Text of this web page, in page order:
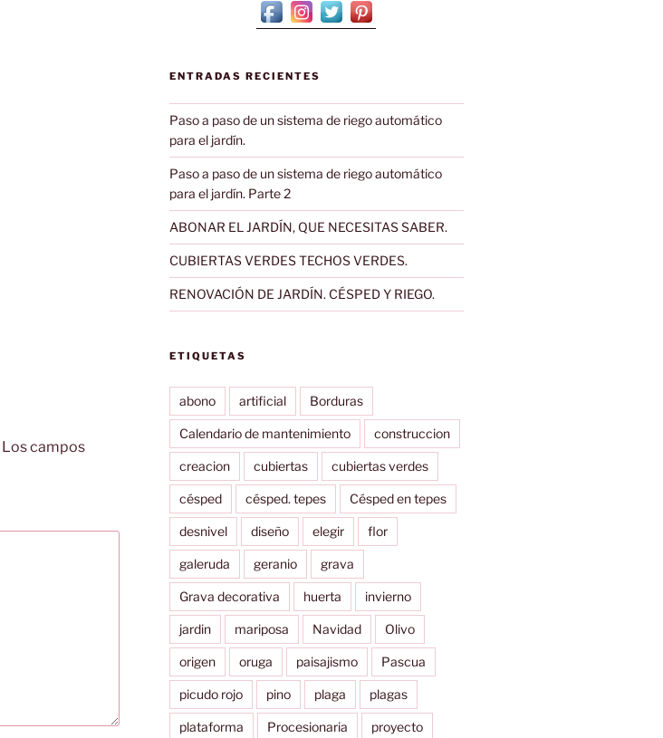
Los campos
ENTRADAS RECIENTES
Paso a paso de un sistema de riego automático
para el jardín.
Paso a paso de un sistema de riego automático
para el jardín. Parte 2
ABONAR EL JARDÍN, QUE NECESITAS SABER.
CUBIERTAS VERDES TECHOS VERDES.
RENOVACIÓN DE JARDÍN. CÉSPED Y RIEGO.
ETIQUETAS
abono artificial Borduras
Calendario de mantenimiento construccion
creacion cubiertas cubiertas verdes
césped césped. tepes Césped en tepes
desnivel diseño elegir flor
galeruda geranio grava
Grava decorativa huerta invierno
jardin mariposa Navidad Olivo
origen oruga paisajismo Pascua
picudo rojo pino plaga plagas
plataforma Procesionaria proyecto